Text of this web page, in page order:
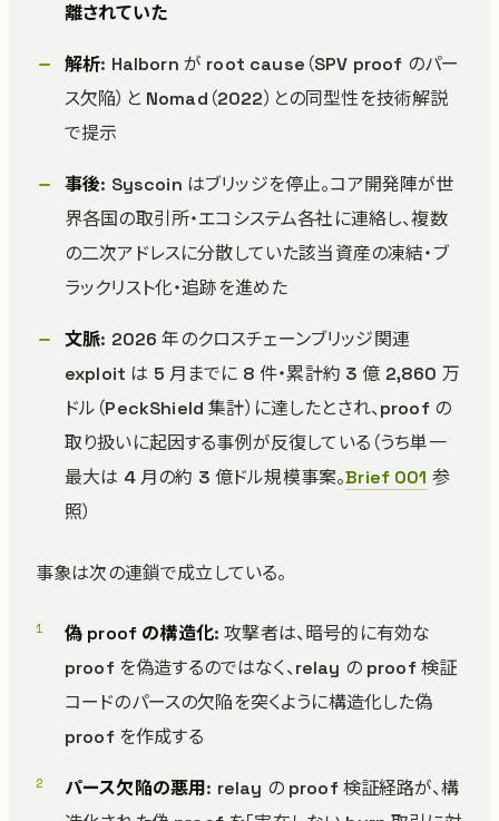
離されていた
解析: Halborn が root cause（SPV proof のパー
ス欠陥）と Nomad（2022）との同型性を技術解説
で提示
事後: Syscoin はブリッジを停止。コア開発陣が世
界各国の取引所・エコシステム各社に連絡し、複数
の二次アドレスに分散していた該当資産の凍結・ブ
ラックリスト化・追跡を進めた
文脈: 2026 年のクロスチェーンブリッジ関連
exploit は 5 月までに 8 件・累計約 3 億 2,860 万
ドル（PeckShield 集計）に達したとされ、proof の
取り扱いに起因する事例が反復している（うち単一
最大は 4 月の約 3 億ドル規模事案。Brief 001 参
照）
事象は次の連鎖で成立している。
偽 proof の構造化: 攻撃者は、暗号的に有効な
proof を偽造するのではなく、relay の proof 検証
コードのパースの欠陥を突くように構造化した偽
proof を作成する
パース欠陥の悪用: relay の proof 検証経路が、構